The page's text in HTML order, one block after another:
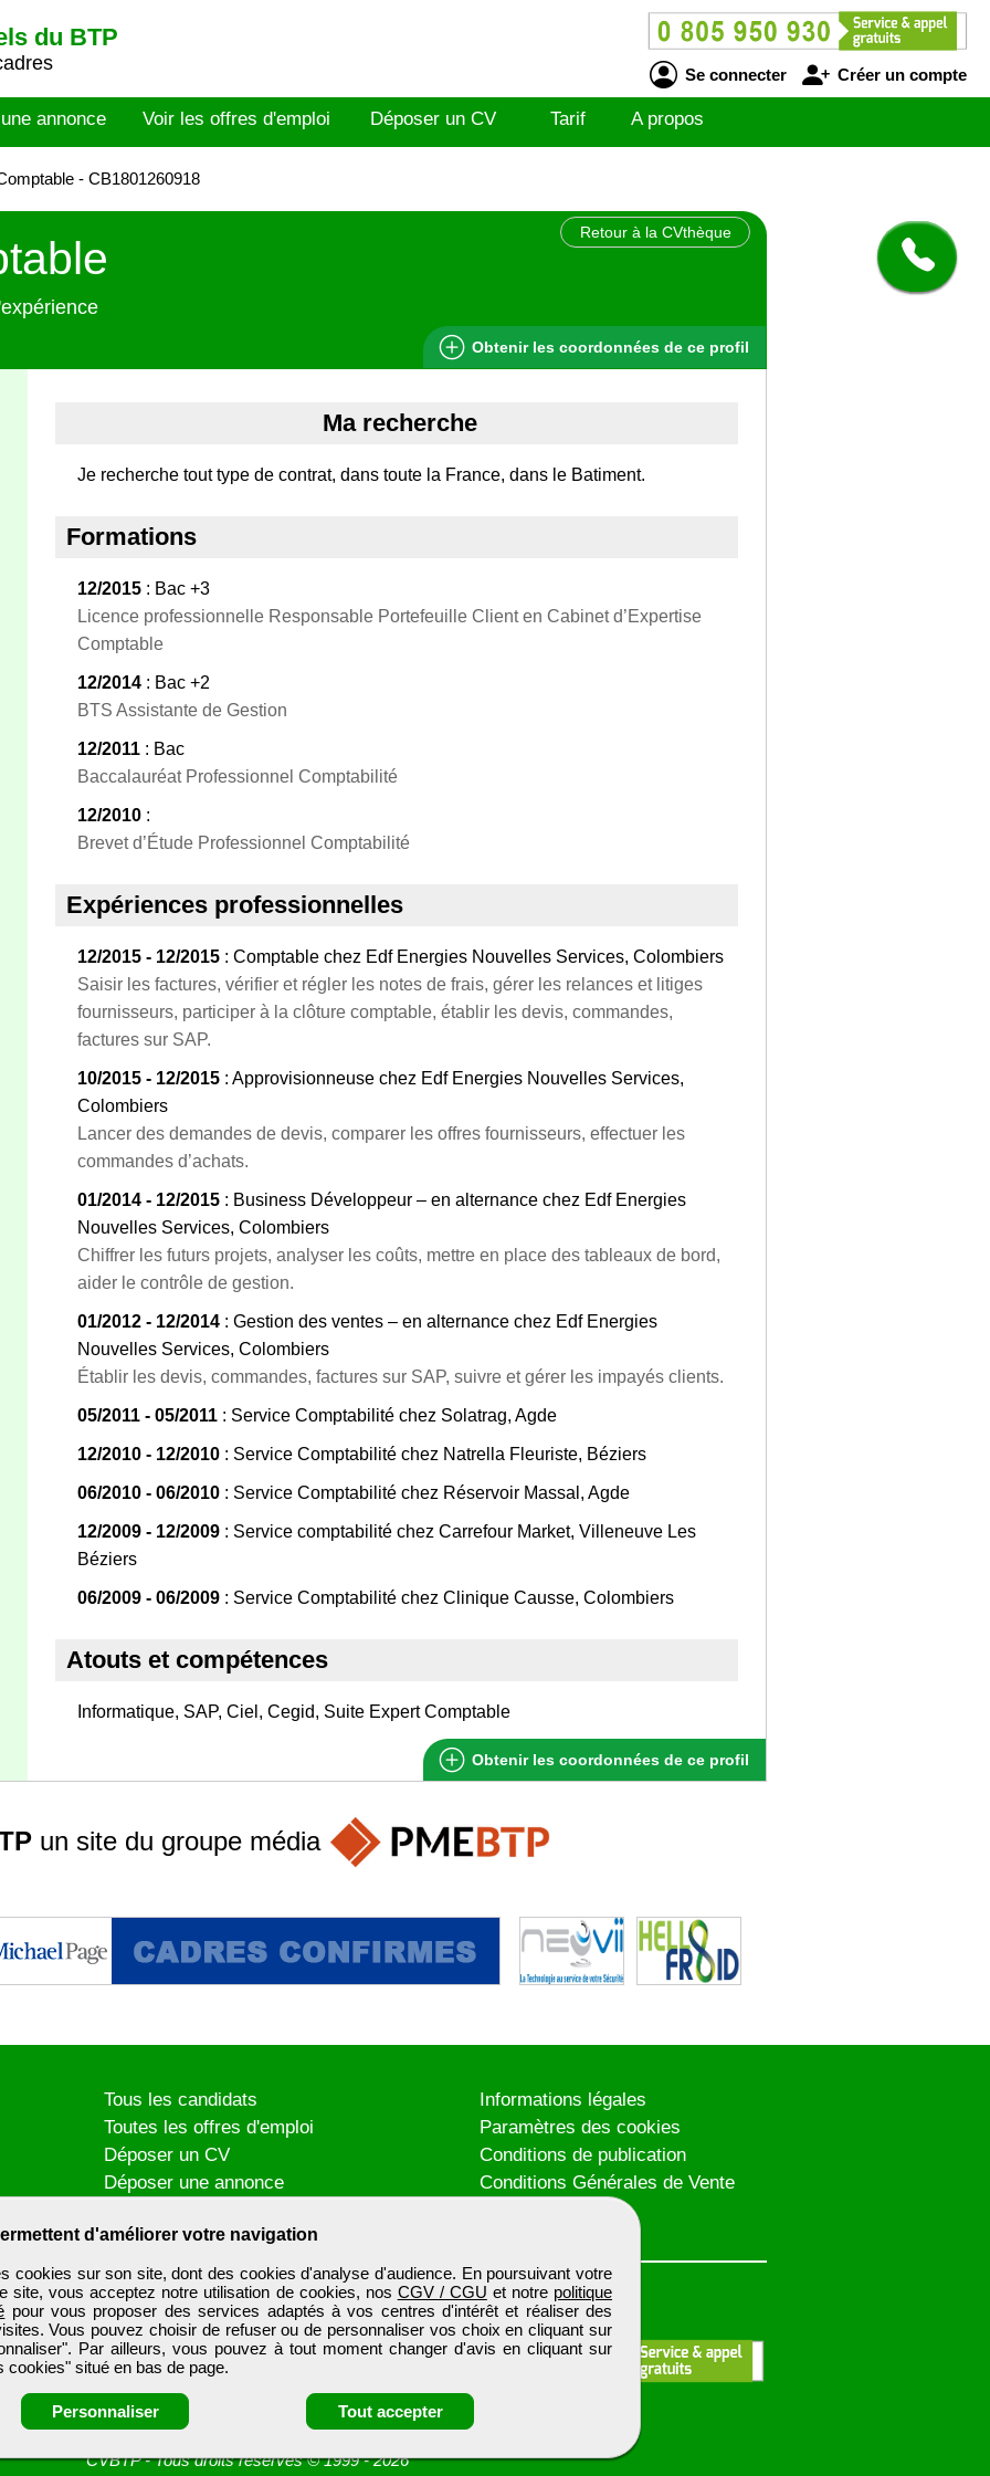
du BTP
Se connecter Créer un compte
annonce Voir les offres d'emploi Déposer un CV Tarif A propos
- CB1801260918
Retour à la CVthèque
Obtenir les coordonnées de ce profil
Ma recherche
Je recherche tout type de contrat, dans toute la France, dans le Batiment.
Formations
12/2015 : Bac +3
Licence professionnelle Responsable Portefeuille Client en Cabinet d’Expertise
Comptable
12/2014 : Bac +2
BTS Assistante de Gestion
12/2011 : Bac
Baccalauréat Professionnel Comptabilité
12/2010 :
Brevet d’Étude Professionnel Comptabilité
Expériences professionnelles
12/2015 - 12/2015 : Comptable chez Edf Energies Nouvelles Services, Colombiers
Saisir les factures, vérifier et régler les notes de frais, gérer les relances et litiges
fournisseurs, participer à la clôture comptable, établir les devis, commandes,
factures sur SAP.
10/2015 - 12/2015 : Approvisionneuse chez Edf Energies Nouvelles Services,
Colombiers
Lancer des demandes de devis, comparer les offres fournisseurs, effectuer les
commandes d’achats.
01/2014 - 12/2015 : Business Développeur – en alternance chez Edf Energies
Nouvelles Services, Colombiers
Chiffrer les futurs projets, analyser les coûts, mettre en place des tableaux de bord,
aider le contrôle de gestion.
01/2012 - 12/2014 : Gestion des ventes – en alternance chez Edf Energies
Nouvelles Services, Colombiers
Établir les devis, commandes, factures sur SAP, suivre et gérer les impayés clients.
05/2011 - 05/2011 : Service Comptabilité chez Solatrag, Agde
12/2010 - 12/2010 : Service Comptabilité chez Natrella Fleuriste, Béziers
06/2010 - 06/2010 : Service Comptabilité chez Réservoir Massal, Agde
12/2009 - 12/2009 : Service comptabilité chez Carrefour Market, Villeneuve Les
Béziers
06/2009 - 06/2009 : Service Comptabilité chez Clinique Causse, Colombiers
Atouts et compétences
Informatique, SAP, Ciel, Cegid, Suite Expert Comptable
Obtenir les coordonnées de ce profil
d'améliorer votre navigation
cookies sur son site, dont des cookies d'analyse d'audience. En poursuivant votre
site, vous acceptez notre utilisation de cookies, nos CGV / CGU et notre politique
pour vous proposer des services adaptés à vos centres d'intérêt et réaliser des
Vous pouvez choisir de refuser ou de personnaliser vos choix en cliquant sur
Par ailleurs, vous pouvez à tout moment changer d'avis en cliquant sur
cookies" situé en bas de page.
Personnaliser Tout accepter
un site du groupe média
Tous les candidats
Toutes les offres d'emploi
Déposer un CV
Déposer une annonce
Informations légales
Paramètres des cookies
Conditions de publication
Conditions Générales de Vente
CVBTP -Tous droits réservés © 1999 - 2026